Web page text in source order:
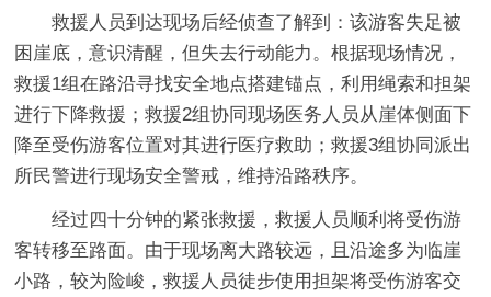
救援人员到达现场后经侦查了解到：该游客失足被
困崖底，意识清醒，但失去行动能力。根据现场情况，
救援1组在路沿寻找安全地点搭建锚点，利用绳索和担架
进行下降救援；救援2组协同现场医务人员从崖体侧面下
降至受伤游客位置对其进行医疗救助；救援3组协同派出
所民警进行现场安全警戒，维持沿路秩序。
经过四十分钟的紧张救援，救援人员顺利将受伤游
客转移至路面。由于现场离大路较远，且沿途多为临崖
小路，较为险峻，救援人员徒步使用担架将受伤游客交